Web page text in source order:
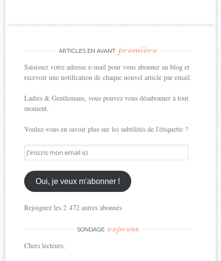
ARTICLES EN AVANT première
Saisissez votre adresse e-mail pour vous abonner au blog et
recevoir une notification de chaque nouvel article par email.
Ladies & Gentlemans, vous pouvez vous désabonner à tout
moment.
Voulez-vous en savoir plus sur les subtilités de l'étiquette ?
J'inscris
mon
email
ici
Oui, je veux m'abonner !
Rejoignez les 2 472 autres abonnés
SONDAGE express
Chers lecteurs,